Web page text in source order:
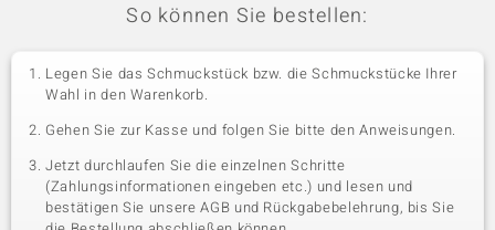
So können Sie bestellen:
Legen Sie das Schmuckstück bzw. die Schmuckstücke Ihrer
Wahl in den Warenkorb.
Gehen Sie zur Kasse und folgen Sie bitte den Anweisungen.
Jetzt durchlaufen Sie die einzelnen Schritte
(Zahlungsinformationen eingeben etc.) und lesen und
bestätigen Sie unsere AGB und Rückgabebelehrung, bis Sie